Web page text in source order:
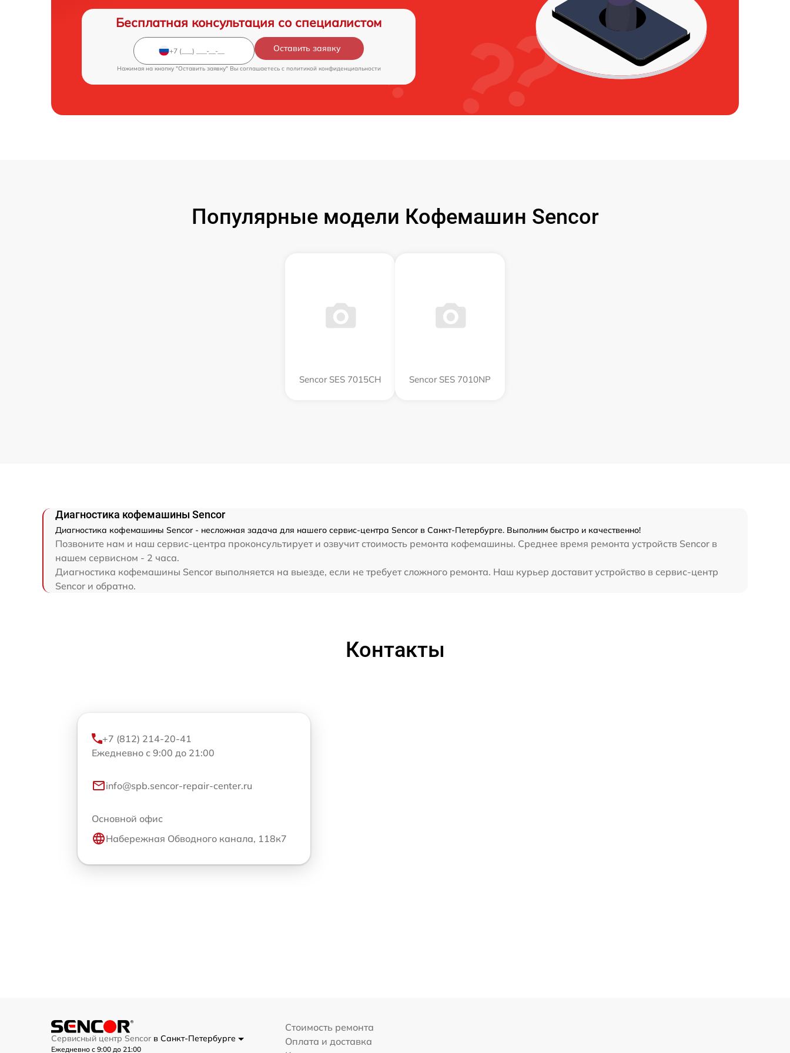
Бесплатная консультация со специалистом
Оставить заявку
Нажимая на кнопку "Оставить заявку" Вы соглашаетесь c политикой конфиденциальности
Популярные модели Кофемашин Sencor
Sencor SES 7015CH Sencor SES 7010NP
Диагностика кофемашины Sencor
Диагностика кофемашины Sencor - несложная задача для нашего сервис-центра Sencor в Санкт-Петербурге. Выполним быстро и качественно!
Позвоните нам и наш сервис-центра проконсультирует и озвучит стоимость ремонта кофемашины. Среднее время ремонта устройств Sencor в
нашем сервисном - 2 часа.
Диагностика кофемашины Sencor выполняется на выезде, если не требует сложного ремонта. Наш курьер доставит устройство в сервис-центр
Sencor и обратно.
Контакты
+7 (812) 214-20-41
Ежедневно с 9:00 до 21:00
info@spb.sencor-repair-center.ru
Основной офис
Набережная Обводного канала, 118к7
Сервисный центр Sencor в Санкт-Петербурге
Ежедневно с 9:00 до 21:00
Стоимость ремонта
Оплата и доставка